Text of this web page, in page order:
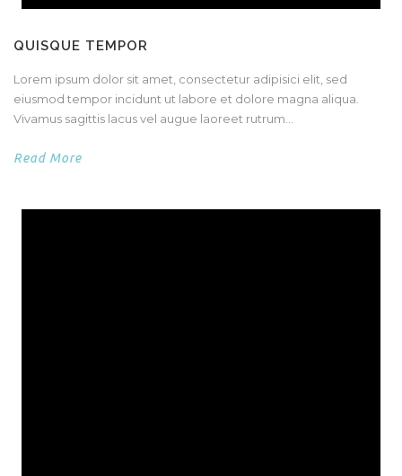
QUISQUE TEMPOR
Lorem ipsum dolor sit amet, consectetur adipisici elit, sed
eiusmod tempor incidunt ut labore et dolore magna aliqua.
Vivamus sagittis lacus vel augue laoreet rutrum...
Read More